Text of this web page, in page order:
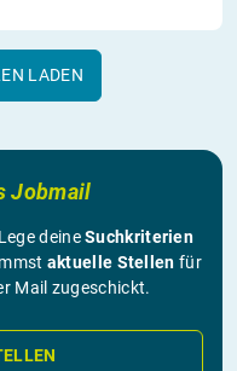
LADEN
Jobmail
deineSuchkriterien
aktuelle Stellen für
Mail zugeschickt.